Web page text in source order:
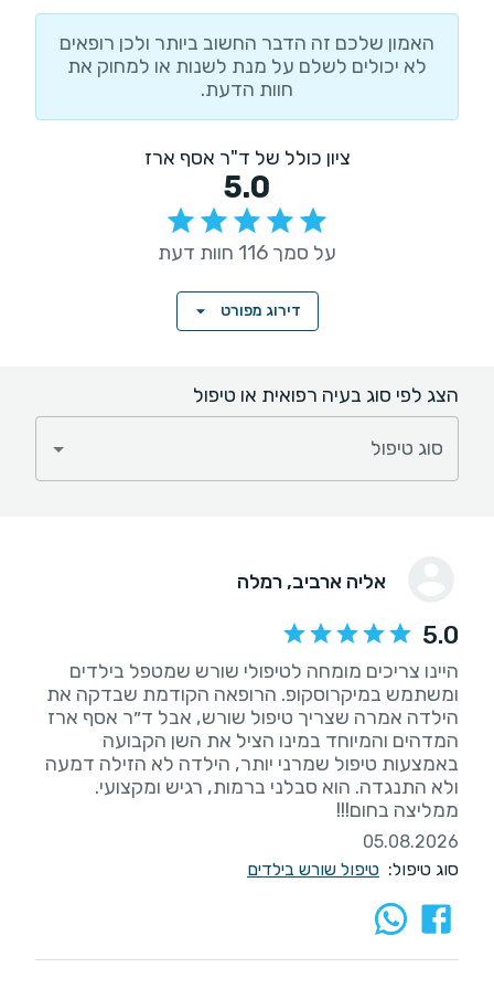
האמון שלכם זה הדבר החשוב ביותר ולכן רופאים
לא יכולים לשלם על מנת לשנות או למחוק את
חוות הדעת.
ציון כולל של ד"ר אסף ארז
5.0
על סמך 116 חוות דעת
דירוג מפורט
הצג לפי סוג בעיה רפואית או טיפול
סוג טיפול
אליה ארביב, רמלה
5.0
היינו צריכים מומחה לטיפולי שורש שמטפל בילדים
ומשתמש במיקרוסקופ. הרופאה הקודמת שבדקה את
הילדה אמרה שצריך טיפול שורש, אבל ד״ר אסף ארז
המדהים והמיוחד במינו הציל את השן הקבועה
באמצעות טיפול שמרני יותר, הילדה לא הזילה דמעה
ולא התנגדה. הוא סבלני ברמות, רגיש ומקצועי.
ממליצה בחום!!!
05.08.2026
סוג טיפול: טיפול שורש בילדים